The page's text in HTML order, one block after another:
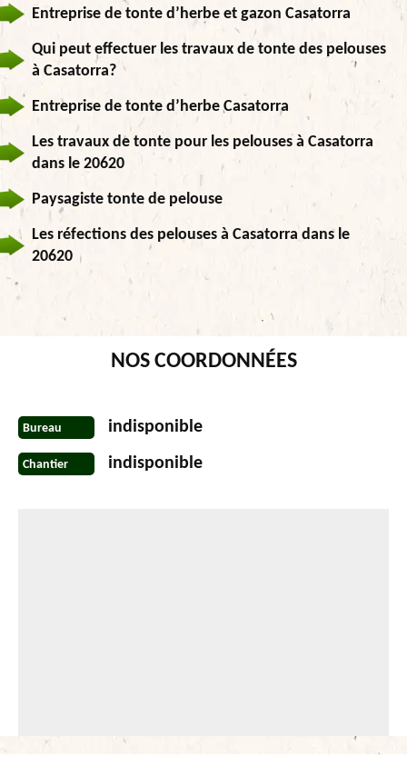
Entreprise de tonte d’herbe et gazon Casatorra
Qui peut effectuer les travaux de tonte des pelouses
à Casatorra?
Entreprise de tonte d’herbe Casatorra
Les travaux de tonte pour les pelouses à Casatorra
dans le 20620
Paysagiste tonte de pelouse
Les réfections des pelouses à Casatorra dans le
20620
NOS COORDONNÉES
Bureau indisponible
Chantier indisponible